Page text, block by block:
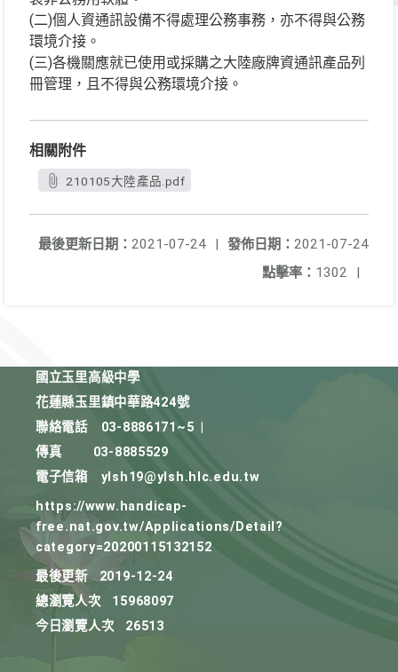
(二)個人資通訊設備不得處理公務事務，亦不得與公務
環境介接。
(三)各機關應就已使用或採購之大陸廠牌資通訊產品列
冊管理，且不得與公務環境介接。
相關附件
210105大陸產品.pdf
發佈日期： 2021-07-24
最後更新日期： 2021-07-24
|
點擊率： 1302 |
國立玉里高級中學
花蓮縣玉里鎮中華路424號
聯絡電話
03-8886171~5
傳真
03-8885529
電子信箱
ylsh19@ylsh.hlc.edu.tw
https://www.handicap-
free.nat.gov.tw/Applications/Detail?
category=20200115132152
最後更新
2019-12-24
總瀏覽人次
15968097
今日瀏覽人次
26513